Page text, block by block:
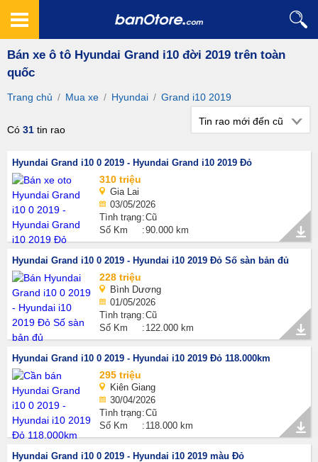
Bán xe ô tô Hyundai Grand i10 đời 2019 trên toàn
quốc
Trang chủ / Mua xe / Hyundai / Grand i10 2019
Có 31 tin rao
Tin rao mới đến cũ
Hyundai Grand i10 0 2019 - Hyundai Grand i10 2019 Đỏ
310 triệu
Gia Lai
03/05/2026
Tình trạng Cũ
Số Km
90.000 km
Hyundai Grand i10 0 2019 - Hyundai i10 2019 Đỏ Số sàn bản đủ
228 triệu
Bình Dương
01/05/2026
Tình trạng Cũ
Số Km
122.000 km
Hyundai Grand i10 0 2019 - Hyundai i10 2019 Đỏ 118.000km
295 triệu
Kiên Giang
30/04/2026
Tình trạng Cũ
Số Km
118.000 km
Hyundai Grand i10 0 2019 - Hyundai i10 2019 màu Đỏ